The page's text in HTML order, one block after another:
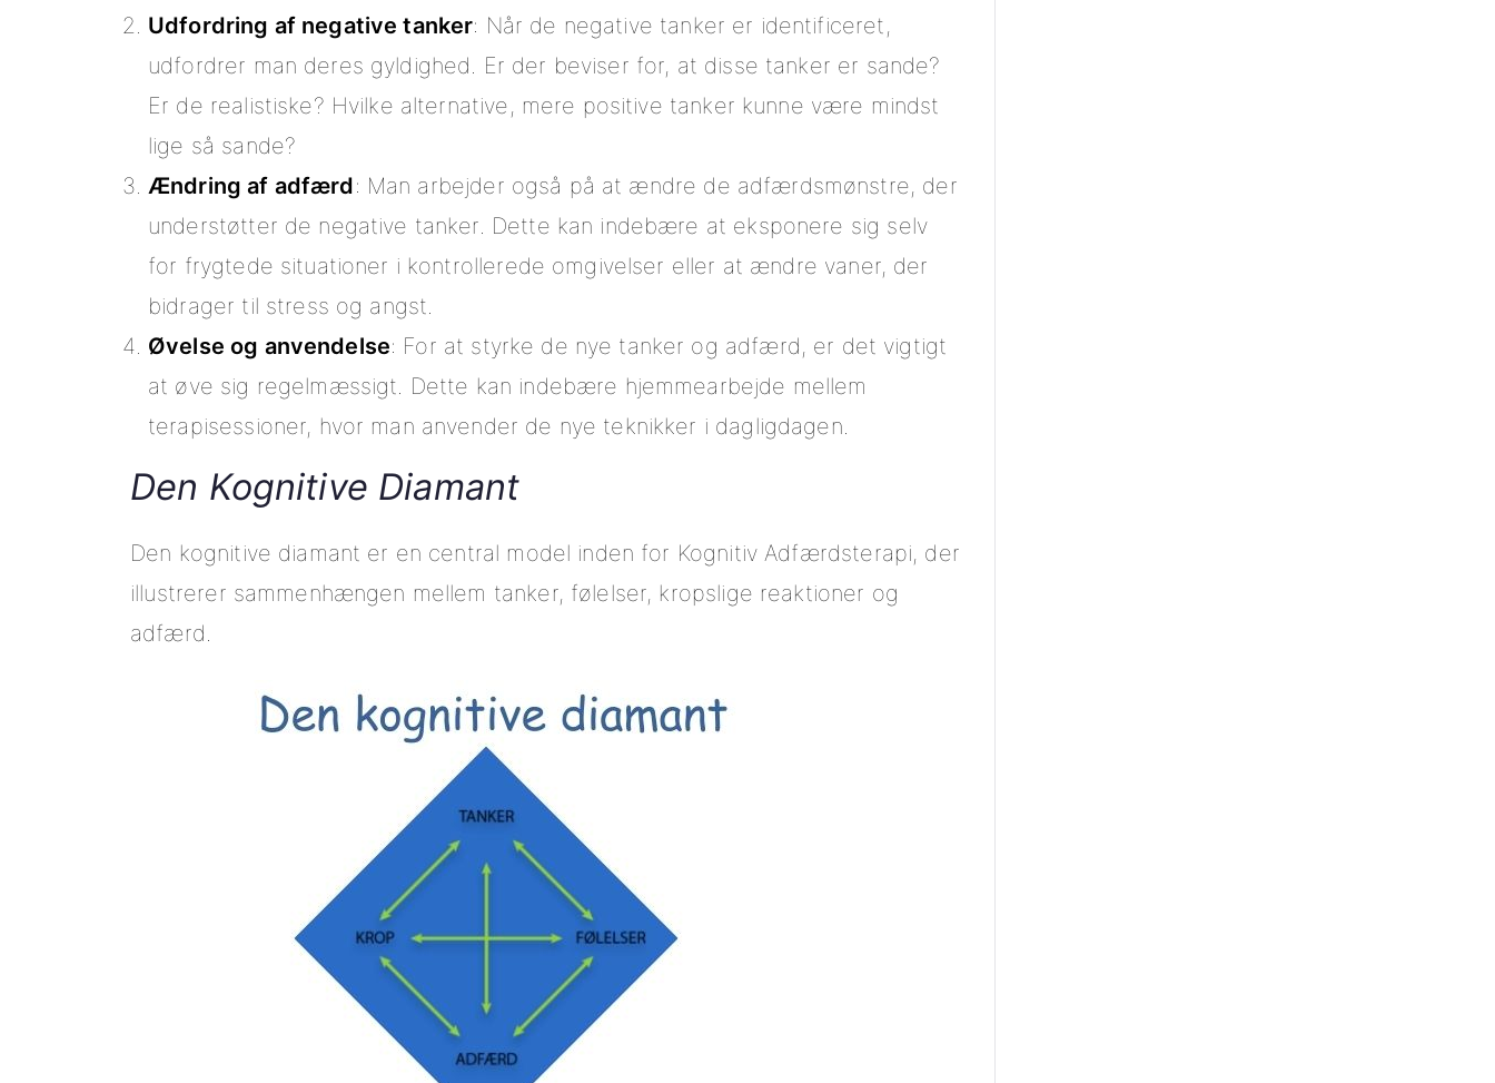
Udfordring af negative tanker: Når de negative tanker er identificeret,
udfordrer man deres gyldighed. Er der beviser for, at disse tanker er sande?
Er de realistiske? Hvilke alternative, mere positive tanker kunne være mindst
lige så sande?
Ændring af adfærd: Man arbejder også på at ændre de adfærdsmønstre, der
understøtter de negative tanker. Dette kan indebære at eksponere sig selv
for frygtede situationer i kontrollerede omgivelser eller at ændre vaner, der
bidrager til stress og angst.
Øvelse og anvendelse: For at styrke de nye tanker og adfærd, er det vigtigt
at øve sig regelmæssigt. Dette kan indebære hjemmearbejde mellem
terapisessioner, hvor man anvender de nye teknikker i dagligdagen.
Den Kognitive Diamant
Den kognitive diamant er en central model inden for Kognitiv Adfærdsterapi, der
illustrerer sammenhængen mellem tanker, følelser, kropslige reaktioner og
adfærd.